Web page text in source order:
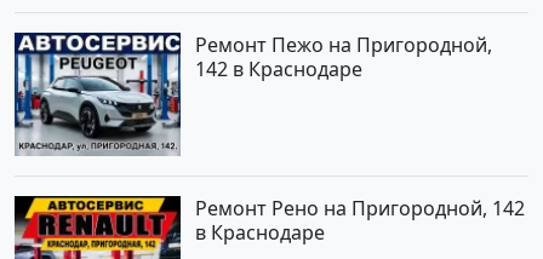
Ремонт Пежо на Пригородной,
142 в Краснодаре
Ремонт Рено на Пригородной, 142
в Краснодаре